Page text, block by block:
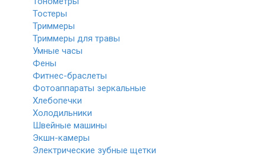
Тостеры
Триммеры
Триммеры для травы
Умные часы
Фены
Фитнес-браслеты
Фотоаппараты зеркальные
Хлебопечки
Холодильники
Швейные машины
Экшн-камеры
Электрические зубные щетки